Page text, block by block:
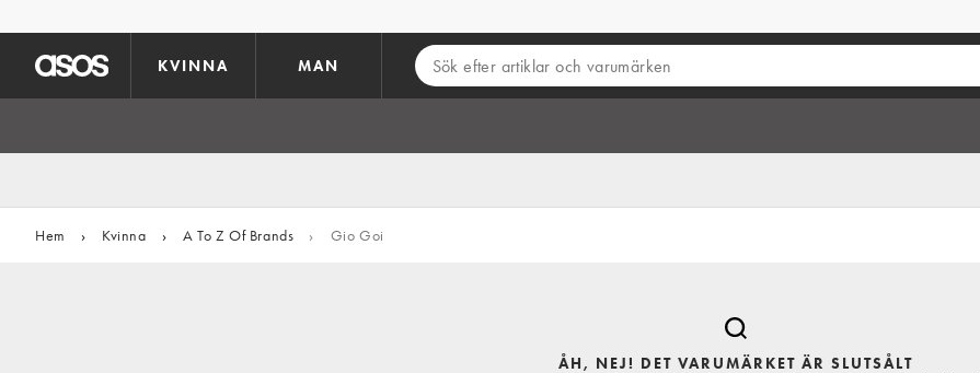
KVINNA MAN
Hem › Kvinna › A To Z Of Brands › Gio Goi
ÅH, NEJ! DET VARUMÄRKET ÄR SLUTSÅLT